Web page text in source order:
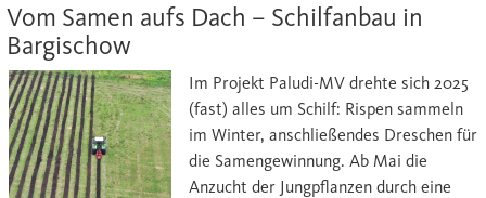
Vom Samen aufs Dach – Schilfanbau in
Bargischow
Im Projekt Paludi-MV drehte sich 2025
(fast) alles um Schilf: Rispen sammeln
im Winter, anschließendes Dreschen für
die Samengewinnung. Ab Mai die
Anzucht der Jungpflanzen durch eine